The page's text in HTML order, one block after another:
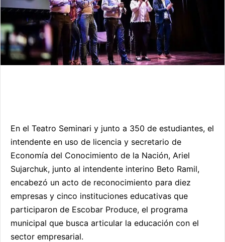
En el Teatro Seminari y junto a 350 de estudiantes, el
intendente en uso de licencia y secretario de
Economía del Conocimiento de la Nación, Ariel
Sujarchuk, junto al intendente interino Beto Ramil,
encabezó un acto de reconocimiento para diez
empresas y cinco instituciones educativas que
participaron de Escobar Produce, el programa
municipal que busca articular la educación con el
sector empresarial.